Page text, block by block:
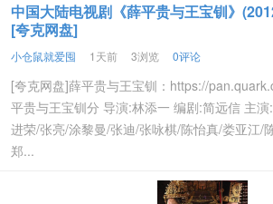
中国大陆电视剧《薛平贵与王宝钏》
[夸克网盘]
小仓鼠就爱囤 1天前 3浏览 0评论
[夸克网盘]薛平贵与王宝钏：https://
平贵与王宝钏分 导演:林添一 编剧:简远信 主
进荣/张亮/涂黎曼/张迪/张咏棋/陈怡真/娄亚江/
郑...